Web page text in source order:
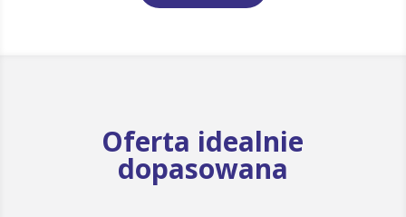
Oferta idealnie
dopasowana